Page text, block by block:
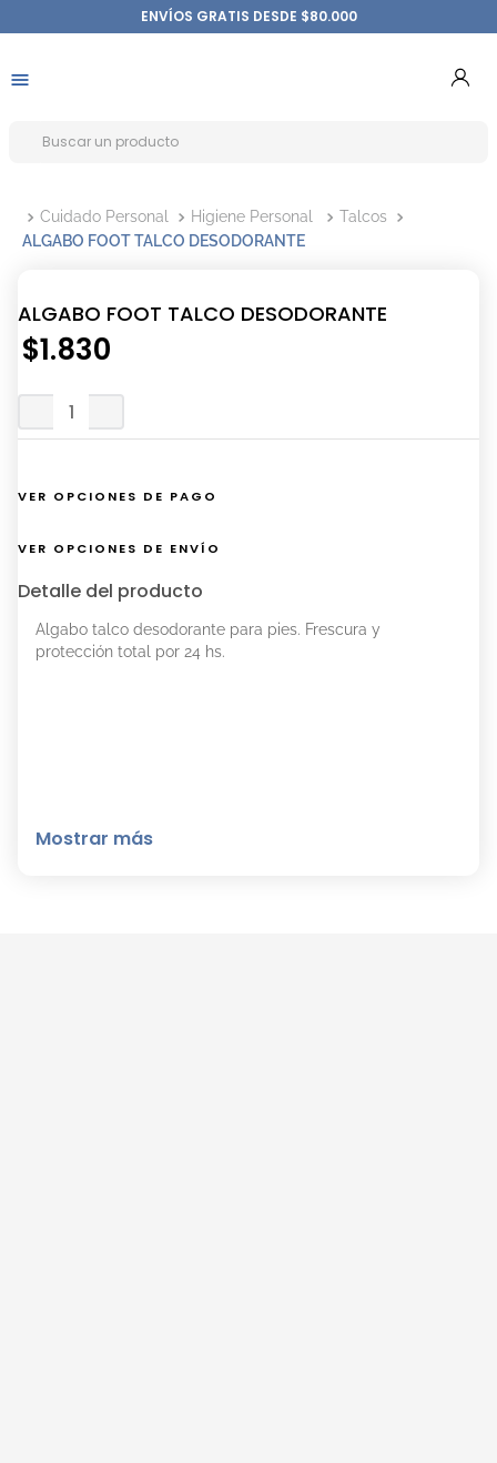
ENVÍOS GRATIS DESDE $80.000
Cuidado Personal Higiene Personal
Talcos
ALGABO FOOT TALCO DESODORANTE
ALGABO FOOT TALCO DESODORANTE
$1.830
VER OPCIONES DE PAGO
VER OPCIONES DE ENVÍO
Detalle del producto
Algabo talco desodorante para pies. Frescura y
protección total por 24 hs.
Mostrar más